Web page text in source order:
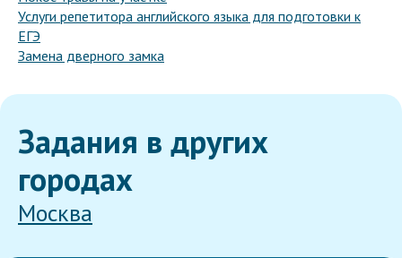
Услуги репетитора английского языка для подготовки к
ЕГЭ
Замена дверного замка
Задания в других
городах
Москва